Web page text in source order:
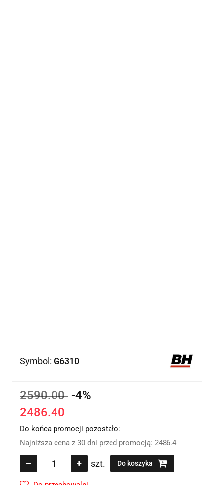
Symbol: G6310
2590.00 -4%
2486.40
Do końca promocji pozostało:
Najniższa cena z 30 dni przed promocją: 2486.4
szt. Do koszyka